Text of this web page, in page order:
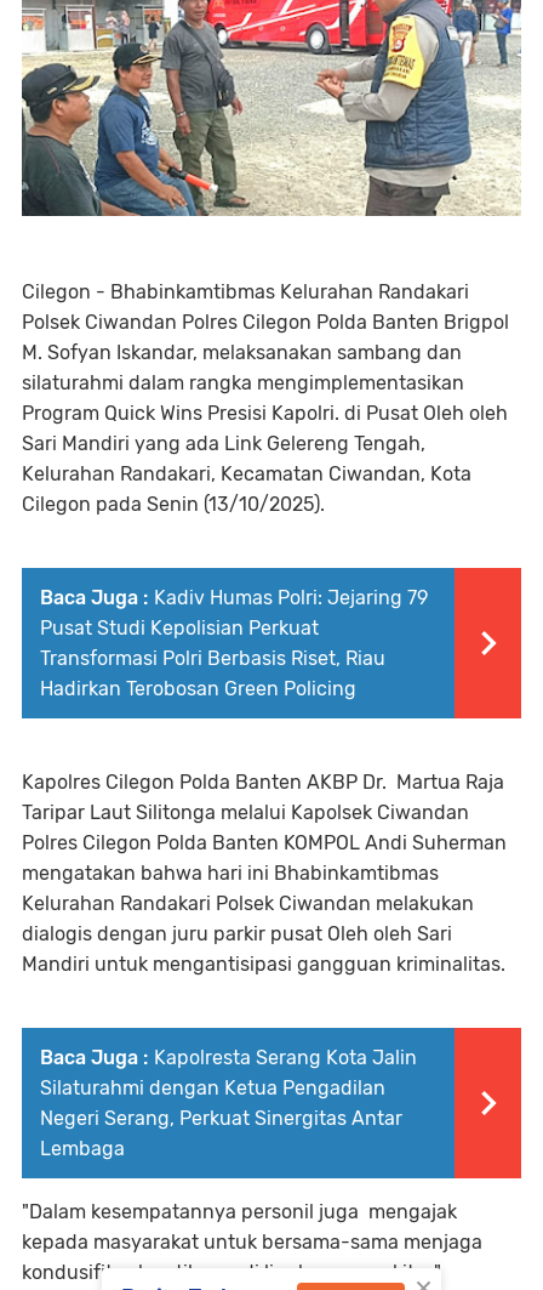
Cilegon - Bhabinkamtibmas Kelurahan Randakari
Polsek Ciwandan Polres Cilegon Polda Banten Brigpol
M. Sofyan Iskandar, melaksanakan sambang dan
silaturahmi dalam rangka mengimplementasikan
Program Quick Wins Presisi Kapolri. di Pusat Oleh oleh
Sari Mandiri yang ada Link Gelereng Tengah,
Kelurahan Randakari, Kecamatan Ciwandan, Kota
Cilegon pada Senin (13/10/2025).
Baca Juga : Kadiv Humas Polri: Jejaring 79
Pusat Studi Kepolisian Perkuat
Transformasi Polri Berbasis Riset, Riau
Hadirkan Terobosan Green Policing
Kapolres Cilegon Polda Banten AKBP Dr. Martua Raja
Taripar Laut Silitonga melalui Kapolsek Ciwandan
Polres Cilegon Polda Banten KOMPOL Andi Suherman
mengatakan bahwa hari ini Bhabinkamtibmas
Kelurahan Randakari Polsek Ciwandan melakukan
dialogis dengan juru parkir pusat Oleh oleh Sari
Mandiri untuk mengantisipasi gangguan kriminalitas.
Baca Juga : Kapolresta Serang Kota Jalin
Silaturahmi dengan Ketua Pengadilan
Negeri Serang, Perkuat Sinergitas Antar
Lembaga
"Dalam kesempatannya personil juga mengajak
kepada masyarakat untuk bersama-sama menjaga
kondusifitas kamtibmas di lingkungan sekitar,"